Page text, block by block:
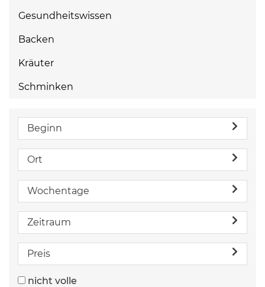
Gesundheitswissen
Backen
Kräuter
Schminken
Beginn
Ort
Wochentage
Zeitraum
Preis
nicht volle